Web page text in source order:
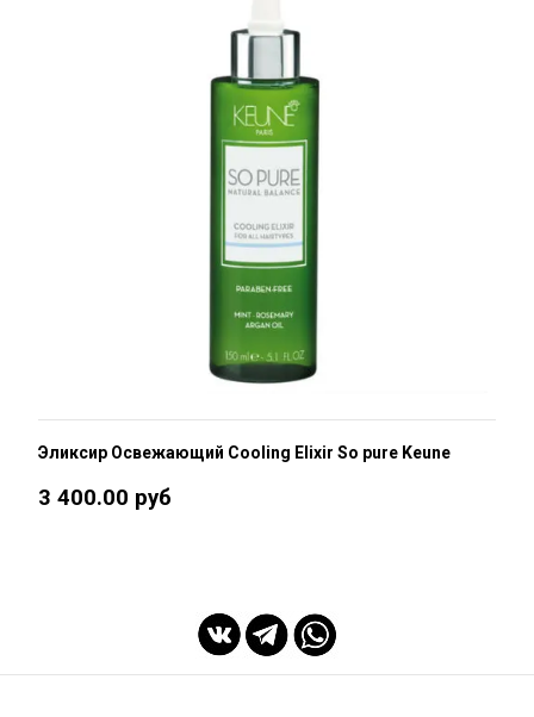
Эликсир Освежающий Cooling Elixir So pure Keune
3 400.00 руб